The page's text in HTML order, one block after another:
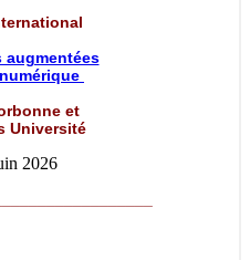
et
Université
2026